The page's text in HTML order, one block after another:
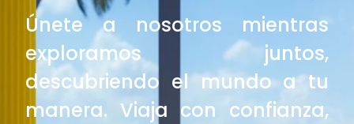
Únete a nosotros mientras
exploramos juntos,
descubriendo el mundo a tu
manera. Viaja con confianza,